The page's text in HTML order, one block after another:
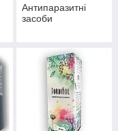
Антипаразитні
засоби